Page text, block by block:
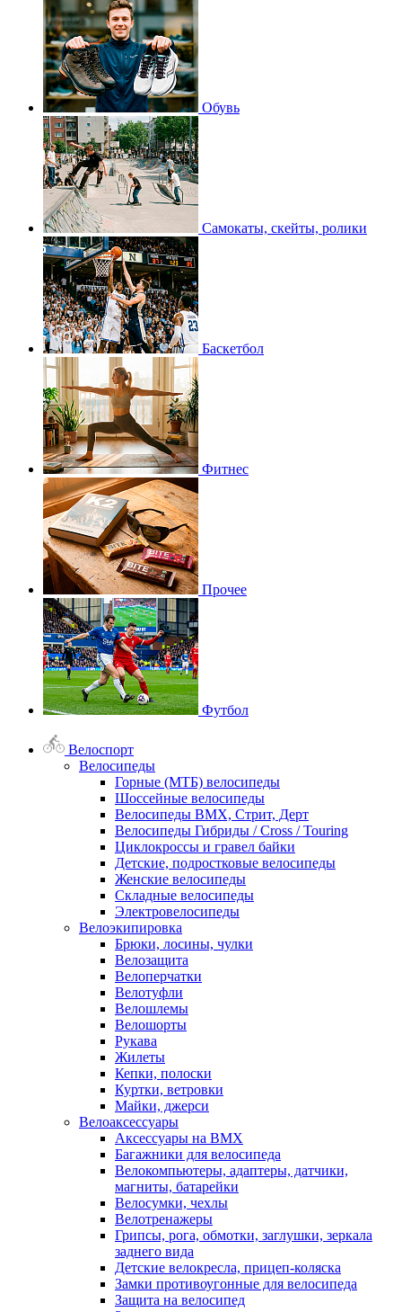
Обувь
Самокаты, скейты, ролики
Баскетбол
Фитнес
Прочее
Футбол
Велоспорт
Велосипеды
Горные (МТБ) велосипеды
Шоссейные велосипеды
Велосипеды BMX, Стрит, Дерт
Велосипеды Гибриды / Cross / Touring
Циклокроссы и гравел байки
Детские, подростковые велосипеды
Женские велосипеды
Складные велосипеды
Электровелосипеды
Велоэкипировка
Брюки, лосины, чулки
Велозащита
Велоперчатки
Велотуфли
Велошлемы
Велошорты
Рукава
Жилеты
Кепки, полоски
Куртки, ветровки
Майки, джерси
Велоаксессуары
Аксессуары на BMX
Багажники для велосипеда
Велокомпьютеры, адаптеры, датчики,
магниты, батарейки
Велосумки, чехлы
Велотренажеры
Грипсы, рога, обмотки, заглушки, зеркала
заднего вида
Детские велокресла, прицеп-коляска
Замки противоугонные для велосипеда
Защита на велосипед